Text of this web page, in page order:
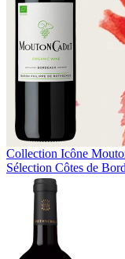
Collection Icône
Sélection Côtes de